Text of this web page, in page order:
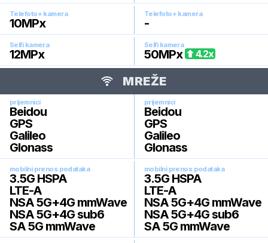
Telefoto+ kamera
10MPx
Telefoto+ kamera
-
Selfi kamera
12MPx
Selfi kamera
50MPx 4.2x
MREŽE
prijemnici
Beidou
GPS
Galileo
Glonass
prijemnici
Beidou
GPS
Galileo
Glonass
mobilni prenos podataka
3.5G HSPA
LTE-A
NSA 5G+4G mmWave
NSA 5G+4G sub6
SA 5G mmWave
mobilni prenos podataka
3.5G HSPA
LTE-A
NSA 5G+4G mmWave
NSA 5G+4G sub6
SA 5G mmWave